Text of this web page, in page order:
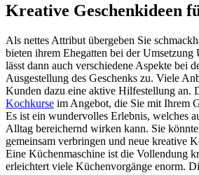
Kreative Geschenkideen
Als nettes Attribut übergeben Sie
bieten ihrem Ehegatten bei der Umsetzung
lässt dann auch verschiedene Aspekte bei
Ausgestellung des Geschenks zu. Viele
Kunden dazu eine aktive Hilfestellung an.
Kochkurse im Angebot, die Sie mit Ihrem
Es ist ein wundervolles Erlebnis, welches
Alltag bereichernd wirken kann. Sie
gemeinsam verbringen und neue kreative
Eine Küchenmaschine ist die Vollendung
erleichtert viele Küchenvorgänge enorm.